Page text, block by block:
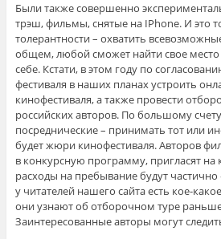
Были также совершенно
трэш, фильмы, снятые на IPhone. И это
толерантности – охватить
общем, любой сможет найти свое место
себе. Кстати, в этом году по
фестиваля в наших планах устроить
кинофестиваля, а также провести
российских авторов. По большому
посреднические – принимать тот или
будет жюри кинофестиваля. Авторов
в конкурсную программу, пригласят на
расходы на пребывание будут
у читателей нашего сайта есть кое-
они узнают об отборочном туре
Заинтересованные авторы могут